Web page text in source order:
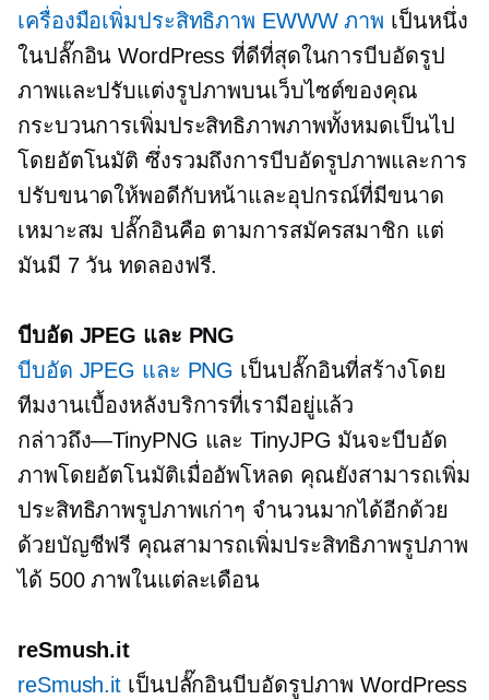
เครื่องมือเพิ่มประสิทธิภาพ EWWW ภาพ เป็นหนึ่ง
ในปลั๊กอิน WordPress ที่ดีที่สุดในการบีบอัดรูป
ภาพและปรับแต่งรูปภาพบนเว็บไซต์ของคุณ
กระบวนการเพิ่มประสิทธิภาพภาพทั้งหมดเป็นไป
โดยอัตโนมัติ ซึ่งรวมถึงการบีบอัดรูปภาพและการ
ปรับขนาดให้พอดีกับหน้าและอุปกรณ์ที่มีขนาด
เหมาะสม ปลั๊กอินคือ ตามการสมัครสมาชิก แต่
มันมี 7 วัน ทดลองฟรี.
บีบอัด JPEG และ PNG
บีบอัด JPEG และ PNG เป็นปลั๊กอินที่สร้างโดย
ทีมงานเบื้องหลังบริการที่เรามีอยู่แล้ว
กล่าวถึง—TinyPNG และ TinyJPG มันจะบีบอัด
ภาพโดยอัตโนมัติเมื่ออัพโหลด คุณยังสามารถเพิ่ม
ประสิทธิภาพรูปภาพเก่าๆ จำนวนมากได้อีกด้วย
ด้วยบัญชีฟรี คุณสามารถเพิ่มประสิทธิภาพรูปภาพ
ได้ 500 ภาพในแต่ละเดือน
reSmush.it
reSmush.it เป็นปลั๊กอินบีบอัดรูปภาพ WordPress